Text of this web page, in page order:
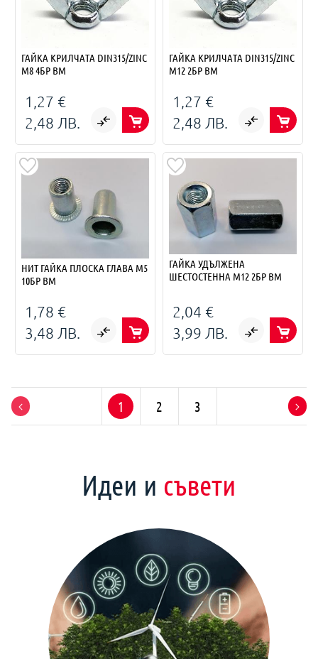
ГАЙКА КРИЛЧАТА DIN315/ZINC
M8 4БР BM
1,27 €
2,48 ЛВ.
ГАЙКА КРИЛЧАТА DIN315/ZINC
M12 2БР BM
1,27 €
2,48 ЛВ.
НИТ ГАЙКА ПЛОСКА ГЛАВА М5
10БР BM
1,78 €
3,48 ЛВ.
ГАЙКА УДЪЛЖЕНА
ШЕСТОСТЕННА M12 2БР BM
2,04 €
3,99 ЛВ.
1 2 3
Идеи и съвети